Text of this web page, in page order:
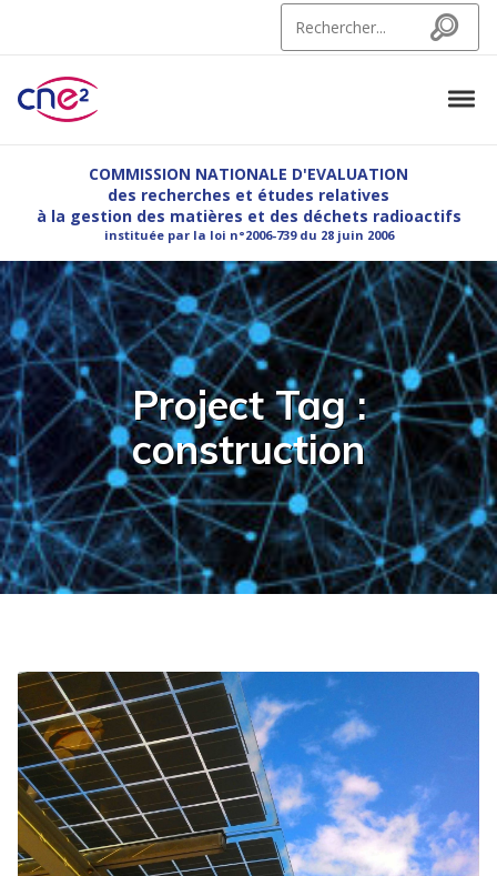
Search
CNE2
COMMISSION NATIONALE D'EVALUATION
des recherches et études relatives
à la gestion des matières et des déchets radioactifs
instituée par la loi n°2006-739 du 28 juin 2006
Project Tag :
construction